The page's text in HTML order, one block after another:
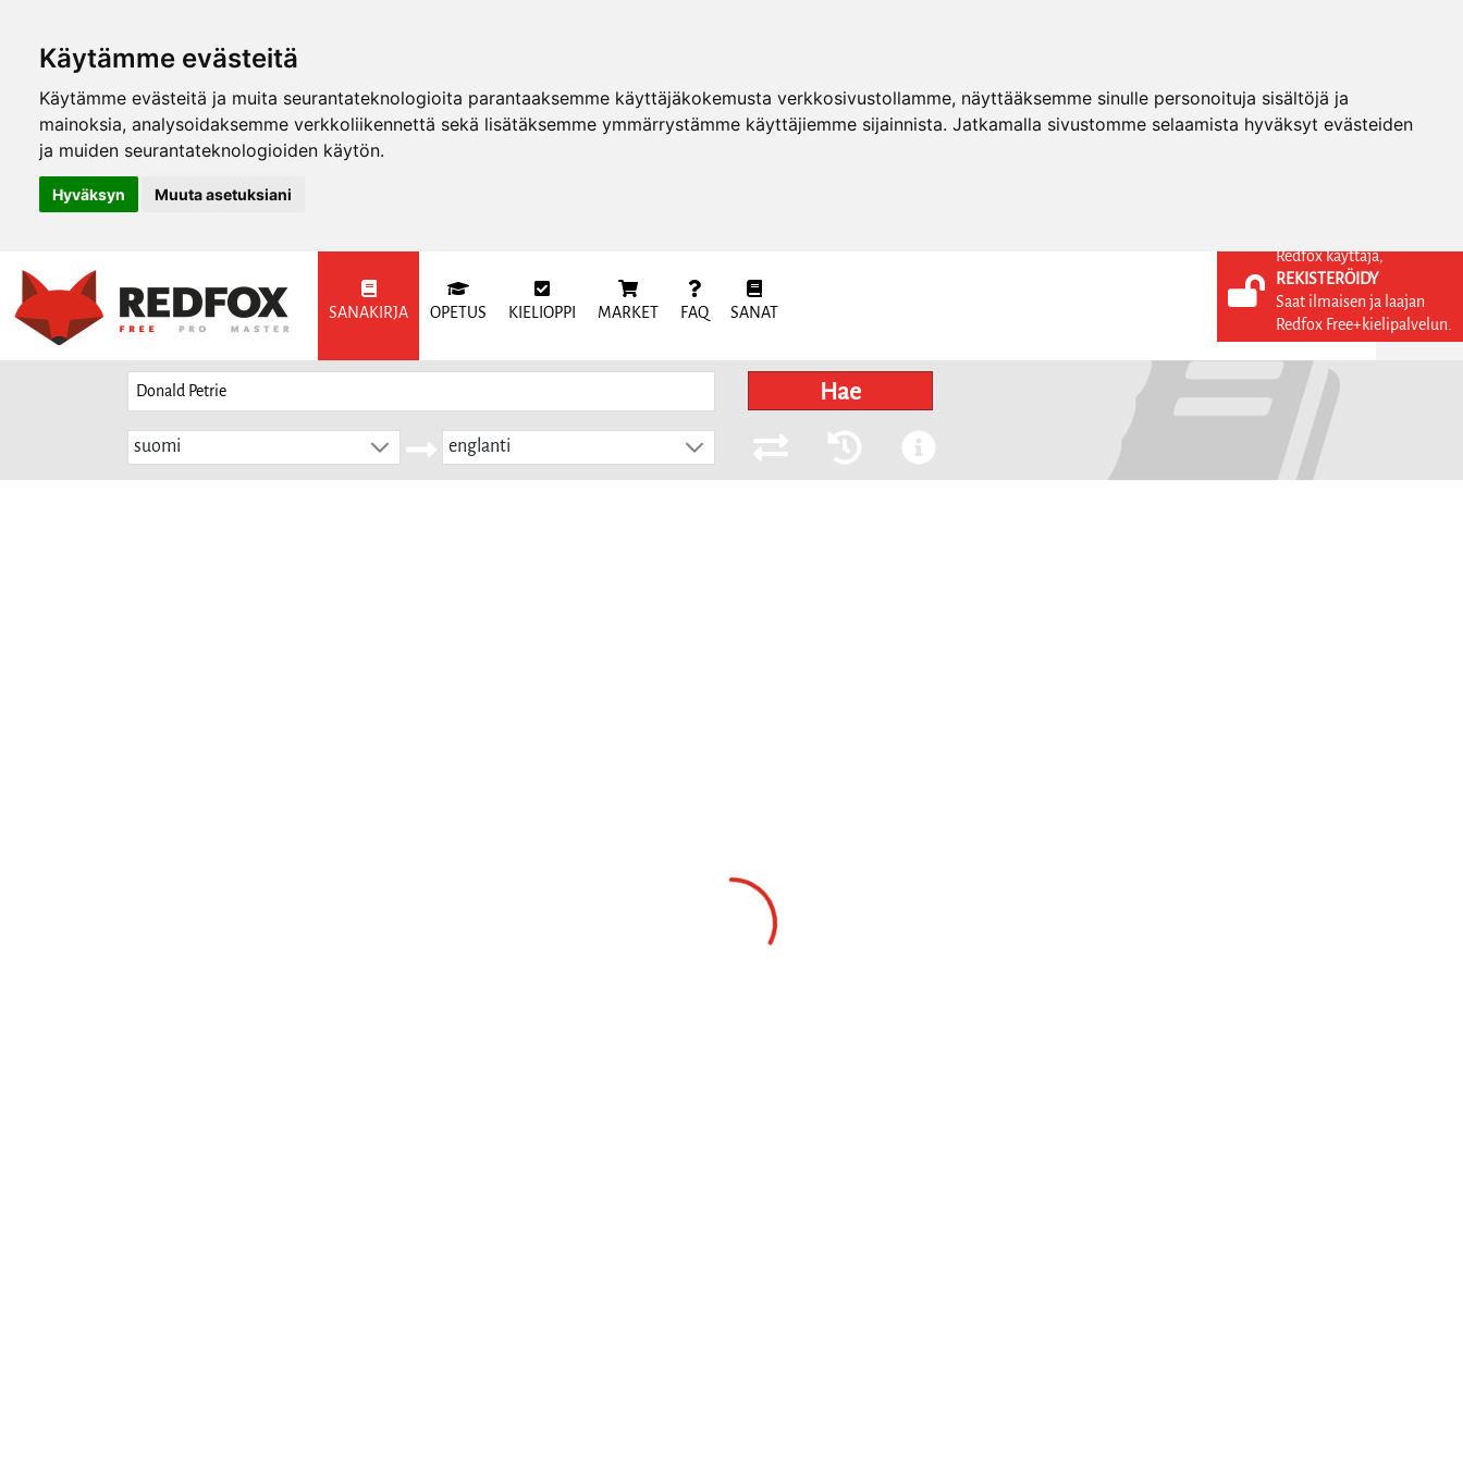
Käytämme evästeitä
Käytämme evästeitä ja muita seurantateknologioita parantaaksemme käyttäjäkokemusta verkkosivustollamme, näyttääksemme sinulle personoituja sisältöjä ja
mainoksia, analysoidaksemme verkkoliikennettä sekä lisätäksemme ymmärrystämme käyttäjiemme sijainnista. Jatkamalla sivustomme selaamista hyväksyt evästeiden
ja muiden seurantateknologioiden käytön.
Hyväksyn Muuta asetuksiani
SANAKIRJA OPETUS KIELIOPPI MARKET FAQ SANAT
KIRJAUDU SISÄÄN
REKISTERÖIDY
Hae
suomi englanti
Redfox käyttäjä,
REKISTERÖIDY
Saat ilmaisen ja laajan
Redfox Free+kielipalvelun.